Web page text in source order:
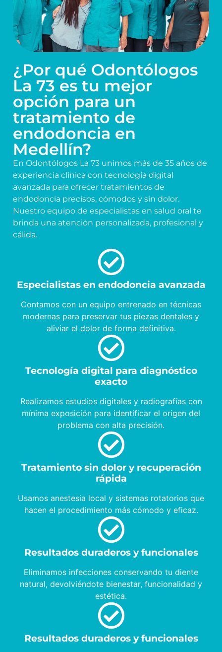
¿Por qué Odontólogos
La 73 es tu mejor
opción para un
tratamiento de
endodoncia en
Medellín?
En Odontólogos La 73 unimos más de 35 años de
experiencia clínica con tecnología digital
avanzada para ofrecer tratamientos de
endodoncia precisos, cómodos y sin dolor.
Nuestro equipo de especialistas en salud oral te
brinda una atención personalizada, profesional y
cálida.
Especialistas en endodoncia avanzada
Contamos con un equipo entrenado en técnicas
modernas para preservar tus piezas dentales y
aliviar el dolor de forma definitiva.
Tecnología digital para diagnóstico
exacto
Realizamos estudios digitales y radiografías con
mínima exposición para identificar el origen del
problema con alta precisión.
Tratamiento sin dolor y recuperación
rápida
Usamos anestesia local y sistemas rotatorios que
hacen el procedimiento más cómodo y eficaz.
Resultados duraderos y funcionales
Eliminamos infecciones conservando tu diente
natural, devolviéndote bienestar, funcionalidad y
estética.
Resultados duraderos y funcionales